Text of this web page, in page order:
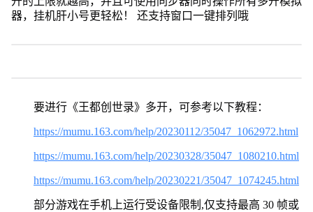
器，挂机肝小号更轻松！ 还支持窗口一键排列哦
要进行《王都创世录》多开，可参考以下教程：
https://mumu.163.com/help/20230112/35047_1062972.html
https://mumu.163.com/help/20230328/35047_1080210.html
https://mumu.163.com/help/20230221/35047_1074245.html
部分游戏在手机上运行受设备限制,仅支持最高 30 帧或